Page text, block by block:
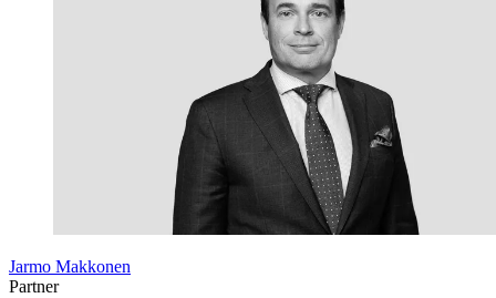
Jarmo Makkonen
Partner